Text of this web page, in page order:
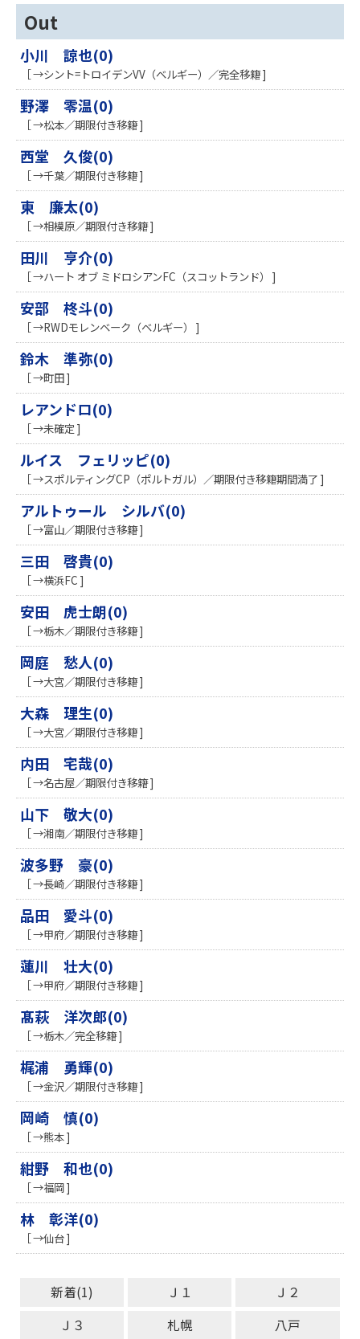
Out
小川 諒也(0)
［ →シント=トロイデンVV（ベルギー）／完全移籍 ]
野澤 零温(0)
［ →松本／期限付き移籍 ]
西堂 久俊(0)
［ →千葉／期限付き移籍 ]
東 廉太(0)
［ →相模原／期限付き移籍 ]
田川 亨介(0)
［ →ハート オブ ミドロシアンFC（スコットランド） ]
安部 柊斗(0)
［ →RWDモレンベーク（ベルギー） ]
鈴木 準弥(0)
［ →町田 ]
レアンドロ(0)
［ →未確定 ]
ルイス フェリッピ(0)
［ →スポルティングCP（ポルトガル）／期限付き移籍期間満了 ]
アルトゥール シルバ(0)
［ →富山／期限付き移籍 ]
三田 啓貴(0)
［ →横浜FC ]
安田 虎士朗(0)
［ →栃木／期限付き移籍 ]
岡庭 愁人(0)
［ →大宮／期限付き移籍 ]
大森 理生(0)
［ →大宮／期限付き移籍 ]
内田 宅哉(0)
［ →名古屋／期限付き移籍 ]
山下 敬大(0)
［ →湘南／期限付き移籍 ]
波多野 豪(0)
［ →長崎／期限付き移籍 ]
品田 愛斗(0)
［ →甲府／期限付き移籍 ]
蓮川 壮大(0)
［ →甲府／期限付き移籍 ]
髙萩 洋次郎(0)
［ →栃木／完全移籍 ]
梶浦 勇輝(0)
［ →金沢／期限付き移籍 ]
岡崎 慎(0)
［ →熊本 ]
紺野 和也(0)
［ →福岡 ]
林 彰洋(0)
［ →仙台 ]
新着(1) Ｊ１
Ｊ２
Ｊ３
札幌
八戸